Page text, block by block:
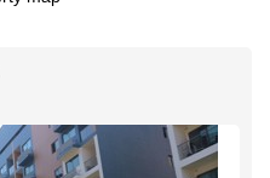
โทร +6638411250
และ LINE: